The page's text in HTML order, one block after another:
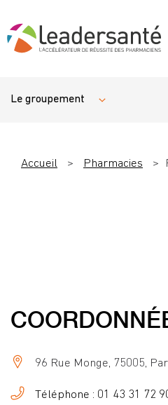
Le groupement
Accueil > Pharmacies >
96 Rue Monge, 75005,
Téléphone : 01 43 31 72